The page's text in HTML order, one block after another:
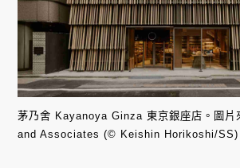
茅乃舍 Kayanoya Ginza 東京銀座店。圖
and Associates (© Keishin Horikoshi/SS)